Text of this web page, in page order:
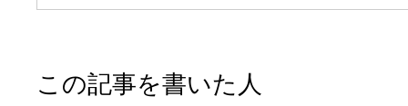
この記事を書いた人